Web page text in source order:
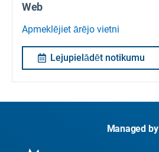
Web
Apmeklējiet ārējo vietni
Lejupielādēt notikumu
Managed by